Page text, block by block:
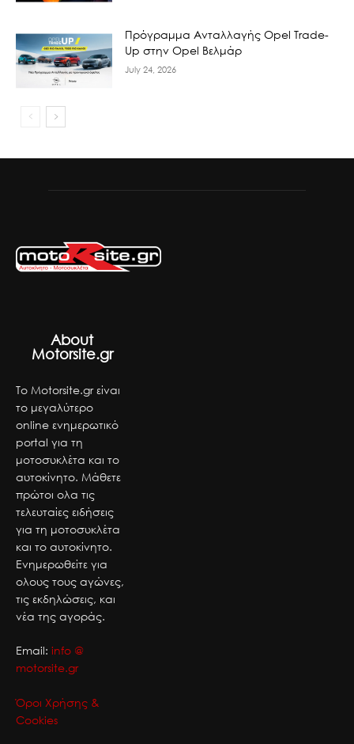
Πρόγραμμα Ανταλλαγής Opel Trade-
Up στην Opel Βελμάρ
July 24, 2026
About
Motorsite.gr
Το Motorsite.gr είναι
το μεγαλύτερο
online ενημερωτικό
portal για τη
μοτοσυκλέτα και το
αυτοκίνητο. Μάθετε
πρώτοι ολα τις
τελευταίες ειδήσεις
για τη μοτοσυκλέτα
και το αυτοκίνητο.
Ενημερωθείτε για
ολους τους αγώνες,
τις εκδηλώσεις, και
νέα της αγοράς.
Email: info @
motorsite.gr
Όροι Χρήσης &
Cookies